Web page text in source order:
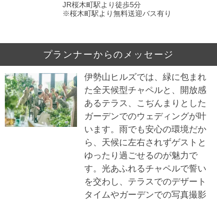
JR桜木町駅より徒歩5分
※桜木町駅より無料送迎バス有り
プランナーからのメッセージ
伊勢山ヒルズでは、緑に包まれ
た全天候型チャペルと、開放感
あるテラス、こぢんまりとした
ガーデンでのウェディングが叶
います。雨でも安心の環境だか
ら、天候に左右されずゲストと
ゆったり過ごせるのが魅力で
す。光あふれるチャペルで誓い
を交わし、テラスでのデザート
タイムやガーデンでの写真撮影